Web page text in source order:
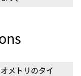
メトリのタイ